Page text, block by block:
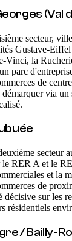
(Val
secteur,
Gustave-
Vinci, la
parc
de
démarquer via
secteur
RER A et le
et la
de
sur les
résidentiels
/ Bailly-